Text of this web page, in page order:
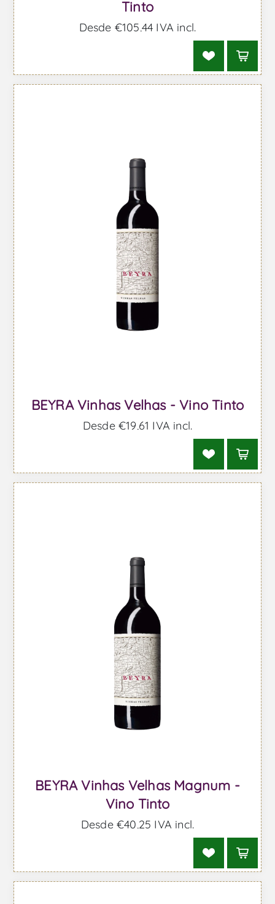
Tinto
Desde €105,44 IVA incl.
BEYRA Vinhas Velhas - Vino Tinto
Desde €19,61 IVA incl.
BEYRA Vinhas Velhas Magnum -
Vino Tinto
Desde €40,25 IVA incl.